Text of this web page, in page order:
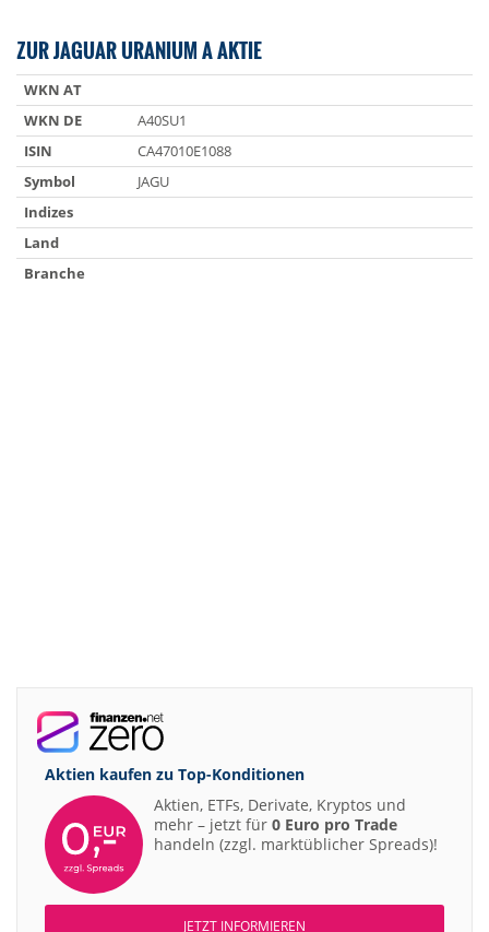
ZUR JAGUAR URANIUM A AKTIE
WKN AT
WKN DE
A40SU1
ISIN
CA47010E1088
Symbol
JAGU
Indizes
Land
Branche
Aktien kaufen zu Top-Konditionen
Aktien, ETFs, Derivate, Kryptos und
mehr – jetzt für 0 Euro pro Trade
handeln (zzgl. marktüblicher Spreads)!
JETZT INFORMIEREN